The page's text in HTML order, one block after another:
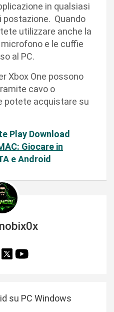
in qualsiasi
postazione. Quando
utilizzare anche la
e le cuffie
al PC.
Xbox One possono
cavo o
potete acquistare su
Play Download
Giocare in
e Android
su PC Windows